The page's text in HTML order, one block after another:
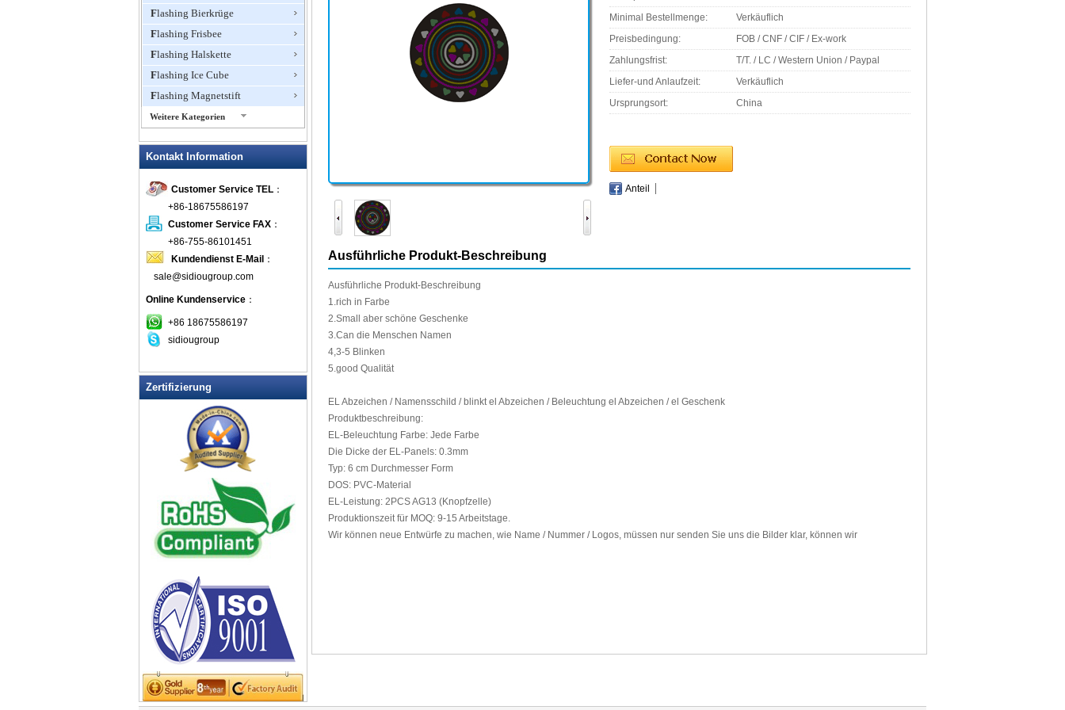
Flashing Bierkrüge
Flashing Frisbee
Flashing Halskette
Flashing Ice Cube
Flashing Magnetstift
Weitere Kategorien
Flashing Ring
Flashing Toys, Light Up
Neuheiten
Flashing T-Shirts
Flashing Wasserhahn Dusche
Flashing Weinöffner
Glow Sticks
LED blinkt Balls
LED blinkt Clapper
LED blinkt Sonnenbrille
LED blinkt Tasse
LED Coaster
LED Drink Rührer
LED Eiseimer
LED Hundehalsband Pet Items
LED Light Up Messer
LED Light Up Spoons
LED Schlüsselanhänger
Flaschenöffner
LED Teelicht
LED-Dusche-Rasur Spiegel
LED-Partei Mittelstücke
LED-Schilder
Leucht-Armbänder
Licht Hüte & Kopfschmuck
Kontakt Information
Customer Service TEL ：
+86-18675586197
Customer Service FAX ：
+86-755-86101451
Kundendienst E-Mail ：
sale@sidiougroup.com
Online Kundenservice ：
+86 18675586197
sidiougroup
Zertifizierung
Minimal Bestellmenge:
Verkäuflich
Preisbedingung:
FOB / CNF / CIF / Ex-work
Zahlungsfrist:
T/T. / LC / Western Union / Paypal
Liefer-und Anlaufzeit:
Verkäuflich
Ursprungsort:
China
Anteil
Ausführliche Produkt-Beschreibung
Ausführliche Produkt-Beschreibung
1.rich in Farbe
2.Small
aber schöne Geschenke
3.Can die Menschen Namen
4,3-5 Blinken
5.good Qualität
ELAbzeichen / Namensschild / blinkt el Abzeichen / Beleuchtung el Abzeichen / el Geschenk
Produktbeschreibung:
EL-Beleuchtung Farbe: Jede Farbe
Die Dicke der EL-Panels: 0.3mm
Typ: 6 cm Durchmesser Form
DOS: PVC-Material
EL-Leistung: 2PCSAG13 (Knopfzelle)
Produktionszeit für MOQ: 9-15 Arbeitstage.
Wir können neue Entwürfe zu machen, wie Name / Nummer / Logos, müssen nur senden Sie uns die Bilder klar, können wir